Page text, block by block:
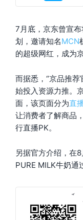
7月底，京东曾宣
划，邀请知名MCN
的超级网红，成为
而据悉，“京品推
始投入资源力推。
面，该页面分为直
让消费者了解商品
行直播PK。
另据官方介绍，在
PURE MILK牛奶通